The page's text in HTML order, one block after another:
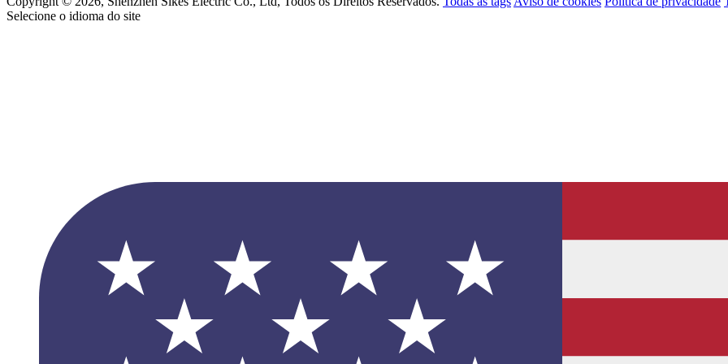
Selecione o idioma do site